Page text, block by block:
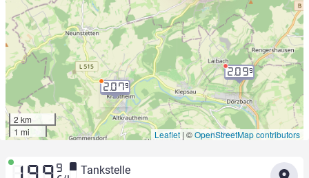
2.099
2.079
2 km
1 mi
Leaflet | ©OpenStreetMap contributors
1.99 9 Tankstelle